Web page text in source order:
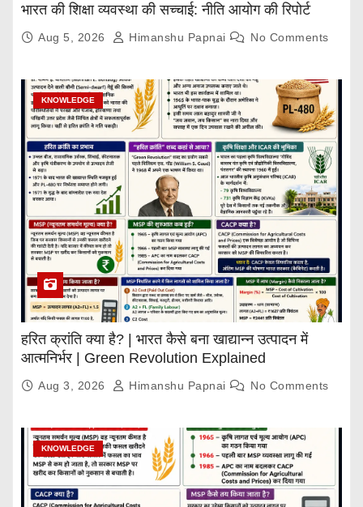
भारत की शिक्षा व्यवस्था की सच्चाई: नीति आयोग की रिपोर्ट
Aug 5, 2026 Himanshu Papnai No Comments
KNOWLEDGE
हरित क्रांति क्या है? | भारत कैसे बना खाद्यान्न उत्पादन में
आत्मनिर्भर | Green Revolution Explained
Aug 3, 2026 Himanshu Papnai No Comments
KNOWLEDGE